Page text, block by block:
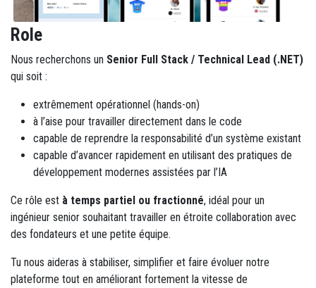
Role
Nous recherchons un Senior Full Stack / Technical Lead (.NET)
qui soit :
extrêmement opérationnel (hands-on)
à l’aise pour travailler directement dans le code
capable de reprendre la responsabilité d’un système existant
capable d’avancer rapidement en utilisant des pratiques de
développement modernes assistées par l’IA
Ce rôle est à temps partiel ou fractionné, idéal pour un
ingénieur senior souhaitant travailler en étroite collaboration avec
des fondateurs et une petite équipe.
Tu nous aideras à stabiliser, simplifier et faire évoluer notre
plateforme tout en améliorant fortement la vitesse de